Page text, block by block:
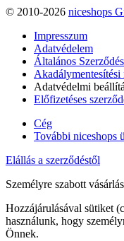
© 2010-2026 niceshops
Impresszum
Adatvédelem
Általános
Adatvédelmi
Előfizetéses
Cég
További niceshops
Elállás a szerződéstől
Személyre szabott
Hozzájárulásával sütiket
használunk, hogy
Önnek.